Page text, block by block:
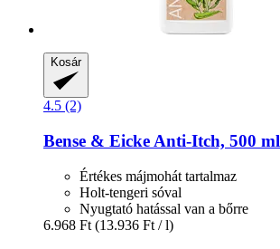
Kosár
4.5 (2)
Bense & Eicke Anti-​Itch, 500 ml
Értékes májmohát tartalmaz
Holt-tengeri sóval
Nyugtató hatással van a bőrre
6.968 Ft (13.936 Ft / l)